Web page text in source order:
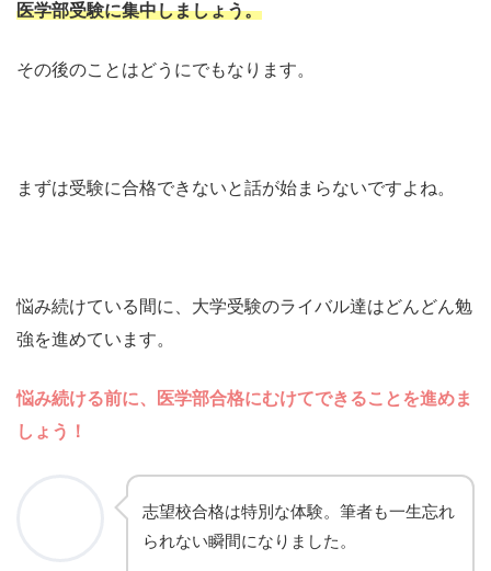
医学部受験に集中しましょう。
その後のことはどうにでもなります。
まずは受験に合格できないと話が始まらないですよね。
悩み続けている間に、大学受験のライバル達はどんどん勉
強を進めています。
悩み続ける前に、医学部合格にむけてできることを進めま
しょう ！
志望校合格は特別な体験。筆者も一生忘れ
られない瞬間になりました。